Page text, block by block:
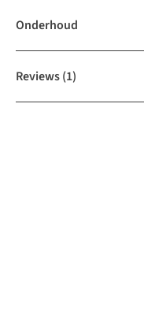
Onderhoud
Reviews(1)